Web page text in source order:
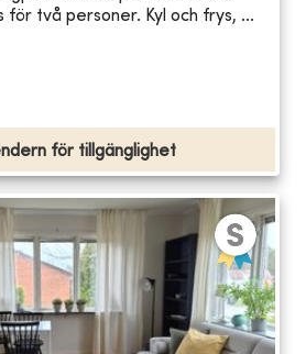
för två personer. Kyl och frys, ...
för tillgänglighet